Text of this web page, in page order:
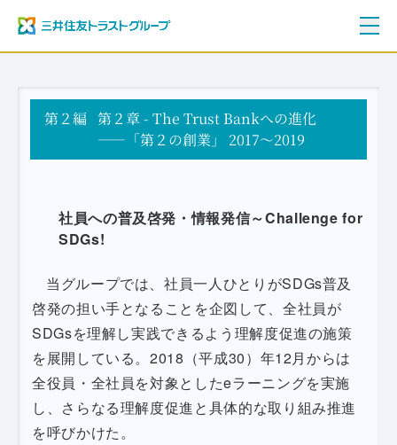
ご挨拶
三井住友トラストグループ100年史
資料編
年表
第２編 第２章 - The Trust Bankへの進化
――「第２の創業」 2017～2019
社員への普及啓発・情報発信～Challenge for
SDGs!
当グループでは、社員一人ひとりがSDGs普及
啓発の担い手となることを企図して、全社員が
SDGsを理解し実践できるよう理解度促進の施策
を展開している。2018（平成30）年12月からは
全役員・全社員を対象としたeラーニングを実施
し、さらなる理解度促進と具体的な取り組み推進
を呼びかけた。